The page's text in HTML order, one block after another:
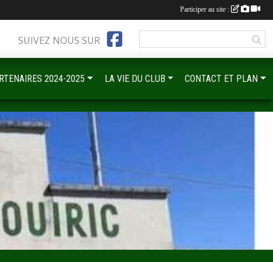
SUIVEZ NOUS SUR
2024-2025 LA VIE DU CLUB CONTACT ET PLAN
Participer au site :